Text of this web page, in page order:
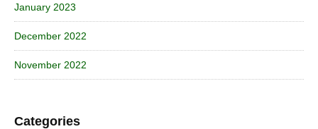
January 2023
December 2022
November 2022
Categories